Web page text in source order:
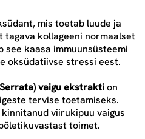
mis toetab luude ja
kollageeni normaalset
see kaasa immuunsüsteemi
oksüdatiivse stressi eest.
vaigu ekstraktion
tervise toetamiseks.
viirukipuu vaigus
toimet.